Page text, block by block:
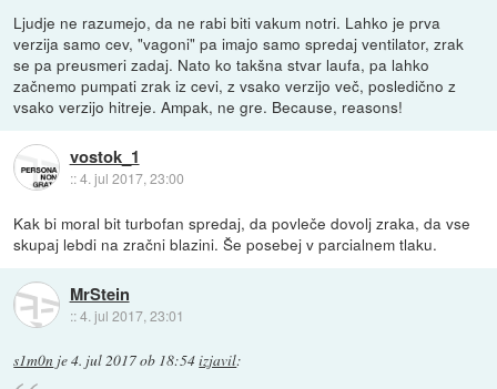
Ljudje ne razumejo, da ne rabi biti vakum notri. Lahko je prva
verzija samo cev, "vagoni" pa imajo samo spredaj ventilator, zrak
se pa preusmeri zadaj. Nato ko takšna stvar laufa, pa lahko
začnemo pumpati zrak iz cevi, z vsako verzijo več, posledično z
vsako verzijo hitreje. Ampak, ne gre. Because, reasons!
vostok_1
::4. jul 2017, 23:00
Kak bi moral bit turbofan spredaj, da povleče dovolj zraka, da vse
skupaj lebdi na zračni blazini. Še posebej v parcialnem tlaku.
MrStein
::4. jul 2017, 23:01
s1m0n je4. jul 2017 ob 18:54izjavil: